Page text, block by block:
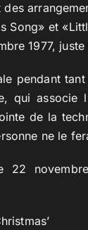
Song» et
1977,
pendant
associe
de la
ne le
22